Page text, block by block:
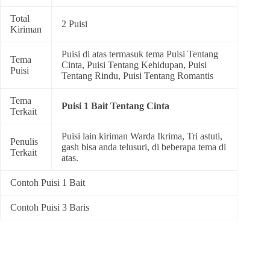
Total
Kiriman
2 Puisi
Tema
Puisi
Puisi di atas termasuk tema Puisi Tentang
Cinta, Puisi Tentang Kehidupan, Puisi
Tentang Rindu, Puisi Tentang Romantis
Tema
Terkait
Puisi 1 Bait Tentang Cinta
Penulis
Terkait
Puisi lain kiriman Warda Ikrima, Tri astuti,
gash bisa anda telusuri, di beberapa tema di
atas.
Contoh Puisi 1 Bait
Contoh Puisi 3 Baris